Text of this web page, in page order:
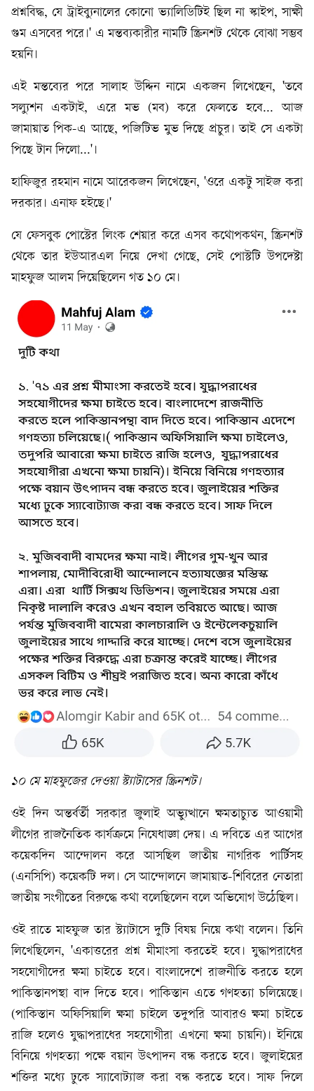
প্রশ্নবিদ্ধ, যে ট্রাইব্যুনালের কোনো ভ্যালিডিটিই ছিল না স্কাইপ, সাক্ষী
গুম এসবের পরে।' এ মন্তব্যকারীর নামটি স্ক্রিনশট থেকে বোঝা সম্ভব
হয়নি।
এই মন্তব্যের পরে সালাহ উদ্দিন নামে একজন লিখেছেন, 'তবে
সল্যুশন একটাই, এরে মভ (মব) করে ফেলতে হবে... আজ
জামায়াত পিক-এ আছে, পজিটিভ মুভ দিছে প্রচুর। তাই সে একটা
পিছে টান দিলো...'।
হাফিজুর রহমান নামে আরেকজন লিখেছেন, 'ওরে একটু সাইজ করা
দরকার। এনাফ হইছে।'
যে ফেসবুক পোস্টের লিংক শেয়ার করে এসব কথোপকথন, স্ক্রিনশট
থেকে তার ইউআরএল নিয়ে দেখা গেছে, সেই পোস্টটি উপদেষ্টা
মাহফুজ আলম দিয়েছিলেন গত ১০ মে।
১০ মে মাহফুজের দেওয়া স্ট্যাটাসের স্ক্রিনশট।
ওই দিন অন্তর্বর্তী সরকার জুলাই অভ্যুত্থানে ক্ষমতাচ্যুত আওয়ামী
লীগের রাজনৈতিক কার্যক্রমে নিষেধাজ্ঞা দেয়। এ দবিতে এর আগের
কয়েকদিন আন্দোলন করে আসছিল জাতীয় নাগরিক পার্টিসহ
(এনসিপি) কয়েকটি দল। সে আন্দোলনে জামায়াত-শিবিরের নেতারা
জাতীয় সংগীতের বিরুদ্ধে কথা বলেছিলেন বলে অভিযোগ উঠেছিল।
ওই রাতে মাহফুজ তার স্ট্যাটাসে দুটি বিষয় নিয়ে কথা বলেন। তিনি
লিখেছিলেন, 'একাত্তরের প্রশ্ন মীমাংসা করতেই হবে। যুদ্ধাপরাধের
সহযোগীদের ক্ষমা চাইতে হবে। বাংলাদেশে রাজনীতি করতে হলে
পাকিস্তানপন্থা বাদ দিতে হবে। পাকিস্তান এতে গণহত্যা চলিয়েছে।
(পাকিস্তান অফিসিয়ালি ক্ষমা চাইলে তদুপরি আবারও ক্ষমা চাইতে
রাজি হলেও যুদ্ধাপরাধের সহযোগীরা এখনো ক্ষমা চায়নি)। ইনিয়ে
বিনিয়ে গণহত্যা পক্ষে বয়ান উৎপাদন বন্ধ করতে হবে। জুলাইয়ের
শক্তির মধ্যে ঢুকে স্যাবোট্যাজ করা বন্ধ করতে হবে। সাফ দিলে